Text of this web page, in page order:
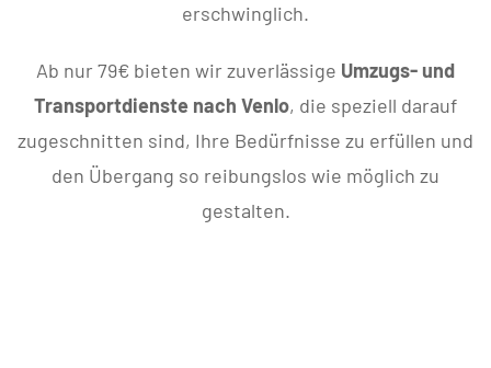
erschwinglich.
Ab nur 79€ bieten wir zuverlässige Umzugs- und
Transportdienste nach Venlo, die speziell darauf
zugeschnitten sind, Ihre Bedürfnisse zu erfüllen und
den Übergang so reibungslos wie möglich zu
gestalten.